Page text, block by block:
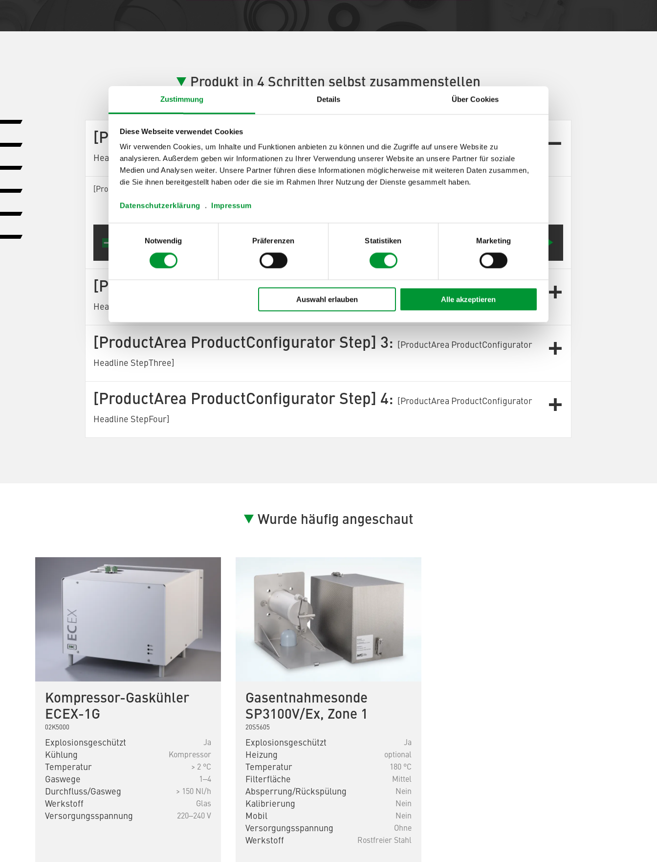
Zustimmung Details Über Cookies
Diese Webseite verwendet Cookies
Wir verwenden Cookies, um Inhalte und Funktionen anbieten zu können und die Zugriffe auf unsere Website zu
analysieren. Außerdem geben wir Informationen zu Ihrer Verwendung unserer Website an unsere Partner für soziale
Medien und Analysen weiter. Unsere Partner führen diese Informationen möglicherweise mit weiteren Daten zusammen,
die Sie ihnen bereitgestellt haben oder die sie im Rahmen Ihrer Nutzung der Dienste gesammelt haben.
Datenschutzerklärung . Impressum
Notwendig
Präferenzen Statistiken Marketing
Auswahl erlauben Alle akzeptieren
Produkt in 4 Schritten selbst zusammenstellen
[ProductArea ProductConfigurator Step] 1:
Headline StepOne] (0)
[ProductArea ProductConfigurator Step One Description]
[ProductArea ProductConfigurator
[ProductArea ProductConfigurator OnlySpareParts]
[ProductArea ProductConfigurator Step] 2: [ProductArea ProductConfigurator
Headline StepTwo]
[ProductArea ProductConfigurator Step] 3: [ProductArea ProductConfigurator
Headline StepThree]
[ProductArea ProductConfigurator Step] 4: [ProductArea ProductConfigurator
Headline StepFour]
Wurde häufig angeschaut
Kompressor-Gaskühler
ECEX-1G
02K5000
Explosionsgeschützt Ja
Kühlung Kompressor
Temperatur > 2 °C
Gaswege 1‒4
Durchfluss/Gasweg > 150 Nl/h
Werkstoff Glas
Versorgungsspannung 220‒240 V
Gasentnahmesonde
SP3100V/Ex, Zone 1
20S5605
Explosionsgeschützt Ja
Heizung optional
Temperatur 180 °C
Filterfläche Mittel
Absperrung/Rückspülung Nein
Kalibrierung Nein
Mobil Nein
Versorgungsspannung Ohne
Werkstoff Rostfreier Stahl